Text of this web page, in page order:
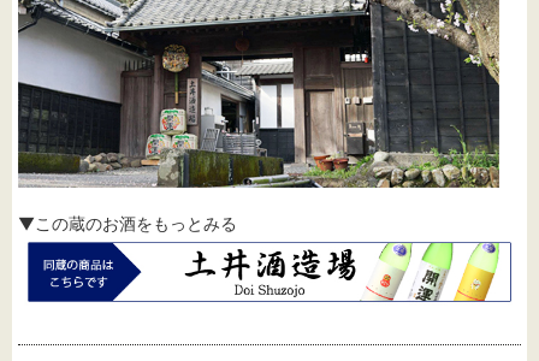
▼この蔵のお酒をもっとみる